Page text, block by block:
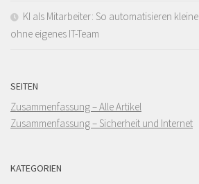
KI als Mitarbeiter: So automatisieren
ohne eigenes IT-Team
SEITEN
Zusammenfassung – Alle Artikel
Zusammenfassung – Sicherheit und Internet
KATEGORIEN